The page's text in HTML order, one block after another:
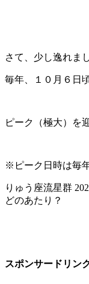
さて、少し逸れま
毎年、１０月６日
ピーク（極大）を
※ピーク日時は毎
りゅう座流星群
どのあたり？
スポンサードリン